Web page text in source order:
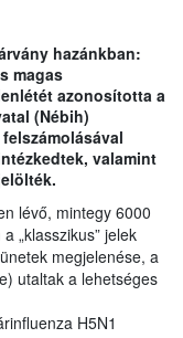
hazánkban:
magas
azonosította a
(Nébih)
valamint
lévő, mintegy 6000
„klasszikus” jelek
megjelenése, a
utaltak a lehetséges
H5N1